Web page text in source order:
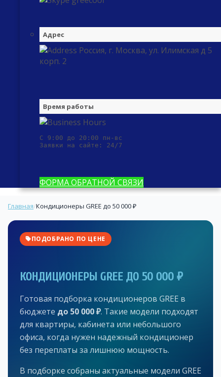
Адрес
Россия, г. Москва, ул. Илимская д 5
корп. 2
Время работы
С 9:00 до 20:00 пн-вс
Заявки на сайте: 24/7
ФОРМА ОБРАТНОЙ СВЯЗИ
Главная/Кондиционеры GREE до 50 000 ₽
ПОДОБРАНО ПО ЦЕНЕ
КОНДИЦИОНЕРЫ GREE ДО 50 000 ₽
Готовая подборка кондиционеров GREE в
бюджете до 50 000 ₽. Такие модели подходят
для квартиры, кабинета или небольшого
офиса, когда нужен надежный кондиционер
без переплаты за лишнюю мощность.
В подборке собраны актуальные модели GREE